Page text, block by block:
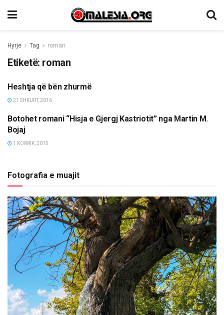
Hyrje Tag roman
Etiketë: roman
KULTURË
Heshtja që bën zhurmë
21 SHKURT, 2016
KULTURË
Botohet romani “Hisja e Gjergj Kastriotit” nga Martin M.
Bojaj
1 KORRIK, 2015
Fotografia e muajit